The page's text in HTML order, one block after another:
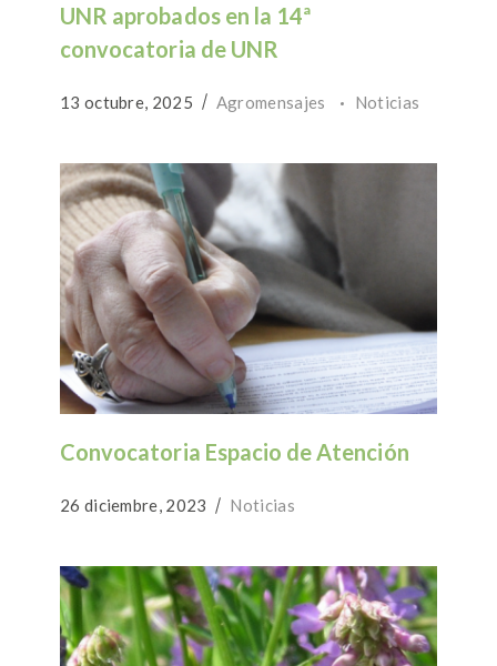
UNR aprobados en la 14ª
convocatoria de UNR
13 octubre, 2025 Agromensajes Noticias
Convocatoria Espacio de Atención
26 diciembre, 2023 Noticias